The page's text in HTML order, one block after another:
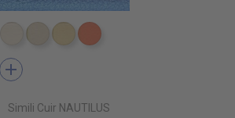
EN4010 IVOIRE
EN4020 BEIGE
EN4040 SIENNE
EN4060 ORANGE
add
Simili Cuir NAUTILUS